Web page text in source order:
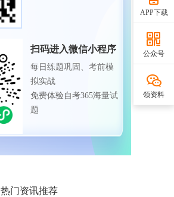
扫码进入微信小程序
每日练题巩固、考前模
拟实战
免费体验自考365海量试
题
热门资讯推荐
APP下载
公众号
领资料